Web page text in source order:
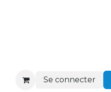
Se connecter